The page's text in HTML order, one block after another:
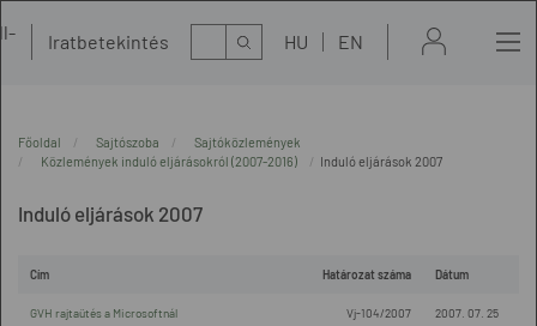
Iratbetekintés Kereső HU EN
Főoldal Sajtószoba
Sajtóközlemények
Közlemények induló eljárásokról (2007-2016)
Induló eljárások 2007
Induló eljárások 2007
Dátum
Cím Határozat száma
2007. 07. 25
GVH rajtaütés a Microsoftnál Vj-104/2007